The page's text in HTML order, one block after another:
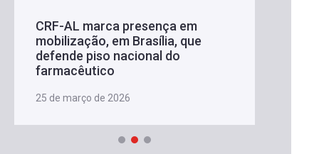
CRF-AL marca presença em
mobilização, em Brasília, que
defende piso nacional do
farmacêutico
25 de março de 2026